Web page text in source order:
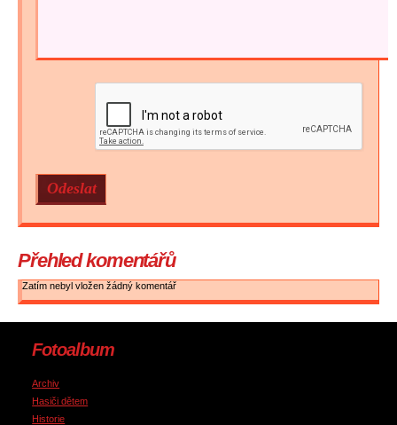
Přehled komentářů
Zatím nebyl vložen žádný komentář
Fotoalbum
Archiv
Hasiči dětem
Historie